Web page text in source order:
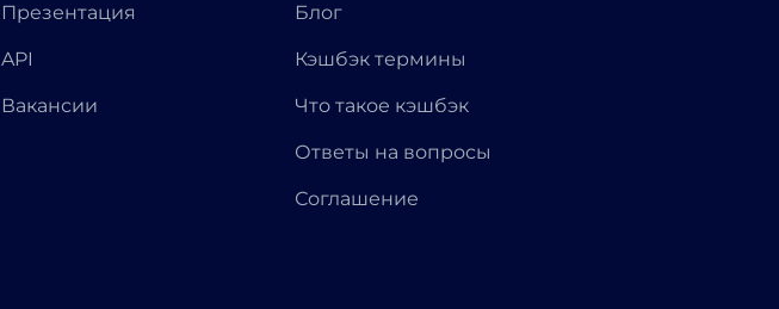
Презентация
API
Вакансии
Блог
Кэшбэк термины
Что такое кэшбэк
Ответы на вопросы
Соглашение